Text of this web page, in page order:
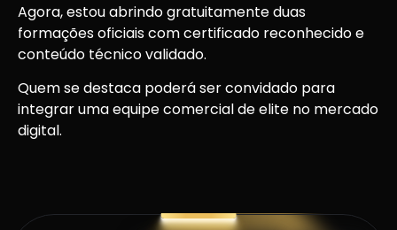
Agora, estou abrindo gratuitamente duas
formações oficiais com certificado reconhecido e
conteúdo técnico validado.
Quem se destaca poderá ser convidado para
integrar uma equipe comercial de elite no mercado
digital.